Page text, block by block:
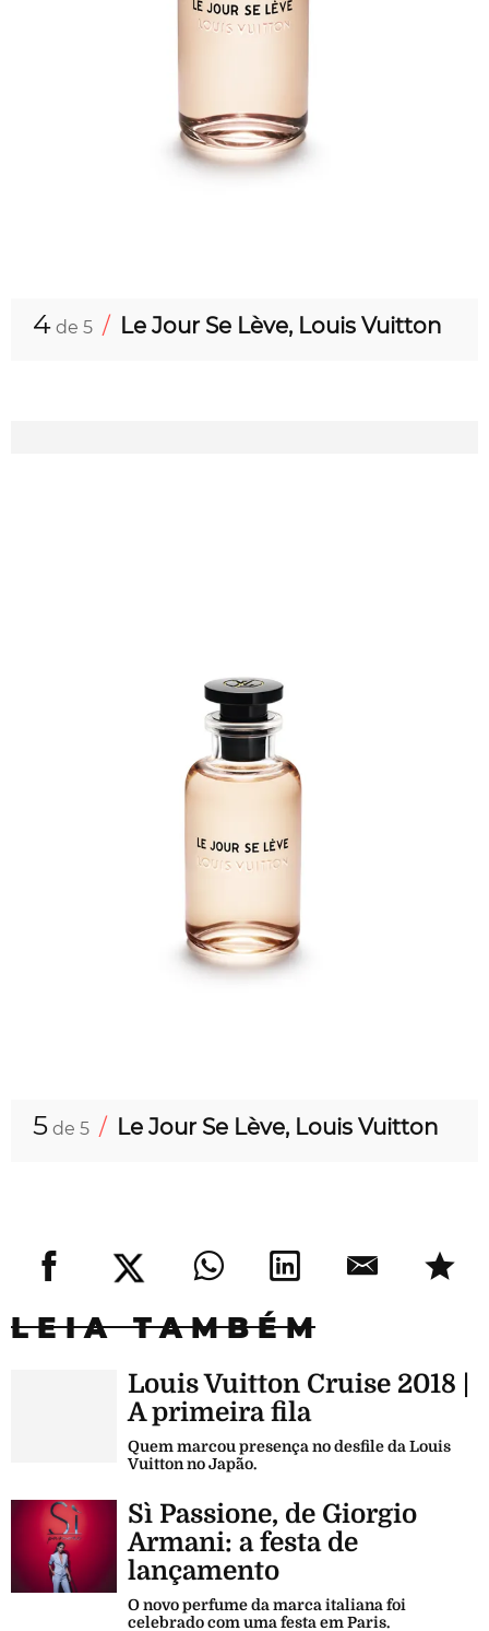
4 de 5 / Le Jour Se Lève, Louis Vuitton
5 de 5 / Le Jour Se Lève, Louis Vuitton
LEIA TAMBÉM
Louis Vuitton Cruise 2018 |
A primeira fila
Quem marcou presença no desfile da Louis
Vuitton no Japão.
Sì Passione, de Giorgio
Armani: a festa de
lançamento
O novo perfume da marca italiana foi
celebrado com uma festa em Paris.